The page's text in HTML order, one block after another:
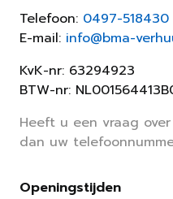
Telefoon: 0497-518430
E-mail: info@bma-
KvK-nr: 63294923
BTW-nr:
Heeft u een vraag
dan uw
Openingstijden